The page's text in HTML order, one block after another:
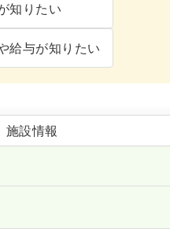
知りたい
給与が知りたい
ム水卷松快園
施設情報